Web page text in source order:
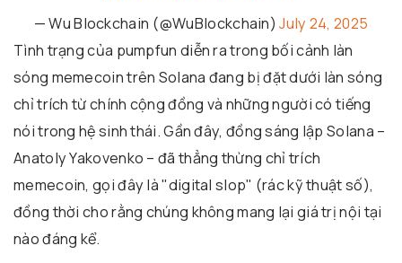
— Wu Blockchain (@WuBlockchain)July 24, 2025
Tình trạng của pumpfun diễn ra trong bối cảnh làn
sóng memecoin trên Solana đang bị đặt dưới làn sóng
chỉ trích từ chính cộng đồng và những người có tiếng
nói trong hệ sinh thái. Gần đây, đồng sáng lập Solana –
Anatoly Yakovenko – đã thẳng thừng chỉ trích
memecoin, gọi đây là "digital slop" (rác kỹ thuật số),
đồng thời cho rằng chúng không mang lại giá trị nội tại
nào đáng kể.